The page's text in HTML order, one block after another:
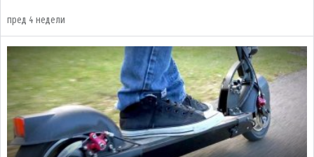
пред 4 недели